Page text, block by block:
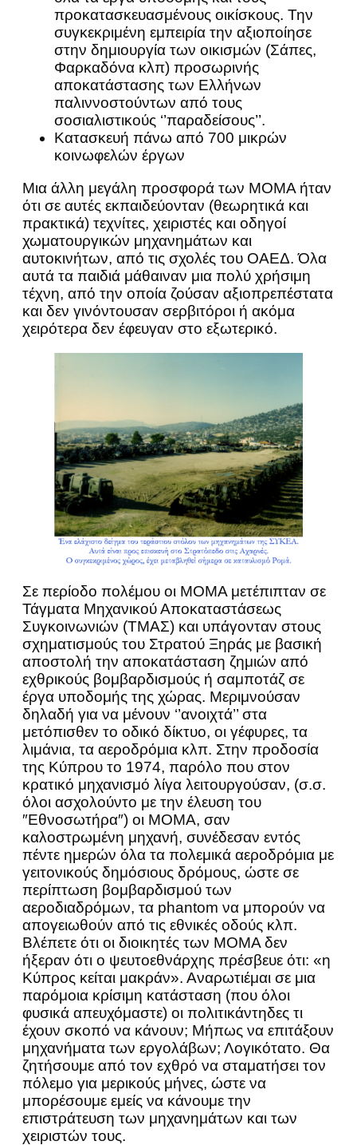
προκατασκευασμένους οικίσκους. Την
συγκεκριμένη εμπειρία την αξιοποίησε
στην δημιουργία των οικισμών (Σάπες,
Φαρκαδόνα κλπ) προσωρινής
αποκατάστασης των Ελλήνων
παλιννοστούντων από τους
σοσιαλιστικούς ‘’παραδείσους’’.
Κατασκευή πάνω από 700 μικρών
κοινωφελών έργων
Μια άλλη μεγάλη προσφορά των ΜΟΜΑ ήταν
ότι σε αυτές εκπαιδεύονταν (θεωρητικά και
πρακτικά) τεχνίτες, χειριστές και οδηγοί
χωματουργικών μηχανημάτων και
αυτοκινήτων, από τις σχολές του ΟΑΕΔ. Όλα
αυτά τα παιδιά μάθαιναν μια πολύ χρήσιμη
τέχνη, από την οποία ζούσαν αξιοπρεπέστατα
και δεν γινόντουσαν σερβιτόροι ή ακόμα
χειρότερα δεν έφευγαν στο εξωτερικό.
Σε περίοδο πολέμου οι ΜΟΜΑ μετέπιπταν σε
Τάγματα Μηχανικού Αποκαταστάσεως
Συγκοινωνιών (ΤΜΑΣ) και υπάγονταν στους
σχηματισμούς του Στρατού Ξηράς με βασική
αποστολή την αποκατάσταση ζημιών από
εχθρικούς βομβαρδισμούς ή σαμποτάζ σε
έργα υποδομής της χώρας. Μεριμνούσαν
δηλαδή για να μένουν ‘’ανοιχτά’’ στα
μετόπισθεν το οδικό δίκτυο, οι γέφυρες, τα
λιμάνια, τα αεροδρόμια κλπ. Στην προδοσία
της Κύπρου το 1974, παρόλο που στον
κρατικό μηχανισμό λίγα λειτουργούσαν, (σ.σ.
όλοι ασχολούντο με την έλευση του
″Εθνοσωτήρα″) οι ΜΟΜΑ, σαν
καλοστρωμένη μηχανή, συνέδεσαν εντός
πέντε ημερών όλα τα πολεμικά αεροδρόμια με
γειτονικούς δημόσιους δρόμους, ώστε σε
περίπτωση βομβαρδισμού των
αεροδιαδρόμων, τα phantom να μπορούν να
απογειωθούν από τις εθνικές οδούς κλπ.
Βλέπετε ότι οι διοικητές των ΜΟΜΑ δεν
ήξεραν ότι ο ψευτοεθνάρχης πρέσβευε ότι: «η
Κύπρος κείται μακράν». Αναρωτιέμαι σε μια
παρόμοια κρίσιμη κατάσταση (που όλοι
φυσικά απευχόμαστε) οι πολιτικάντηδες τι
έχουν σκοπό να κάνουν; Μήπως να επιτάξουν
μηχανήματα των εργολάβων; Λογικότατο. Θα
ζητήσουμε από τον εχθρό να σταματήσει τον
πόλεμο για μερικούς μήνες, ώστε να
μπορέσουμε εμείς να κάνουμε την
επιστράτευση των μηχανημάτων και των
χειριστών τους.